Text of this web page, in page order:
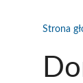
Strona